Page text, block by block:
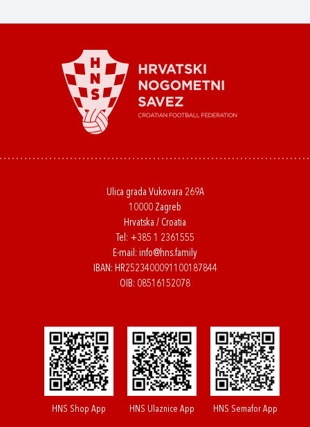
Ulica grada Vukovara 269A
10000 Zagreb
Hrvatska / Croatia
Tel: +385 1 2361555
E-mail: info@hns.family
IBAN: HR2523400091100187844
OIB: 08516152078
HNS Shop App HNS Ulaznice App HNS Semafor App